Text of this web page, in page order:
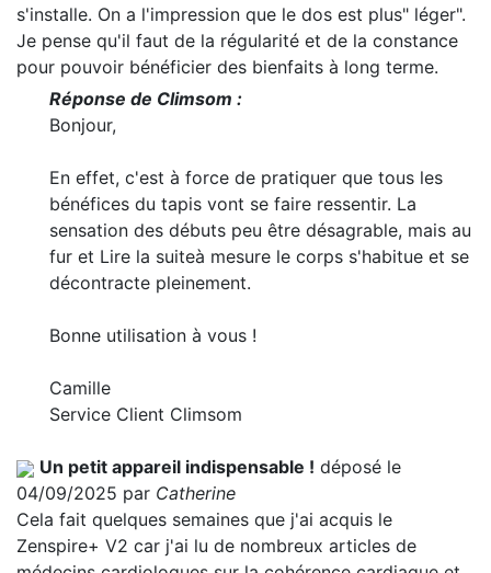
s'installe. On a l'impression que le dos est plus" léger".
Je pense qu'il faut de la régularité et de la constance
pour pouvoir bénéficier des bienfaits à long terme.
Réponse de Climsom :
Bonjour,
En effet, c'est à force de pratiquer que tous les
bénéfices du tapis vont se faire ressentir. La
sensation des débuts peu être désagrable, mais au
fur et Lire la suiteà mesure le corps s'habitue et se
décontracte pleinement.
Bonne utilisation à vous !
Camille
Service Client Climsom
Un petit appareil indispensable ! déposé le
04/09/2025 par Catherine
Cela fait quelques semaines que j'ai acquis le
Zenspire+ V2 car j'ai lu de nombreux articles de